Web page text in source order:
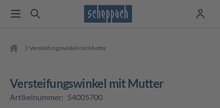
Versteifungswinkel mit Mutter
Versteifungswinkel mit Mutter
Artikelnummer: 54005700